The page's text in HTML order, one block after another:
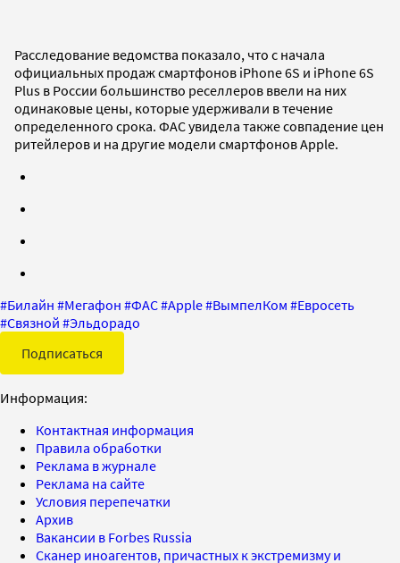
Расследование ведомства показало, что с начала
официальных продаж смартфонов iPhone 6S и iPhone 6S
Plus в России большинство реселлеров ввели на них
одинаковые цены, которые удерживали в течение
определенного срока. ФАС увидела также совпадение цен
ритейлеров и на другие модели смартфонов Apple.
#Билайн #Мегафон #ФАС#Apple#ВымпелКом #Евросеть
#Связной #Эльдорадо
Подписаться
Информация:
Контактная информация
Правила обработки
Реклама в журнале
Реклама на сайте
Условия перепечатки
Архив
Вакансии в Forbes Russia
Сканер иноагентов, причастных к экстремизму и